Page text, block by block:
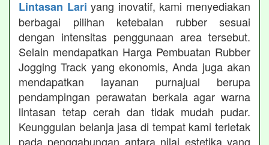
Lintasan Lari yang inovatif, kami menyediakan
berbagai pilihan ketebalan rubber sesuai
dengan intensitas penggunaan area tersebut.
Selain mendapatkan Harga Pembuatan Rubber
Jogging Track yang ekonomis, Anda juga akan
mendapatkan layanan purnajual berupa
pendampingan perawatan berkala agar warna
lintasan tetap cerah dan tidak mudah pudar.
Keunggulan belanja jasa di tempat kami terletak
pada penggabungan antara nilai estetika yang